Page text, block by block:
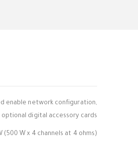
enable network configuration,
digital accessory cards.
(500 W x 4 channels at 4 ohms)